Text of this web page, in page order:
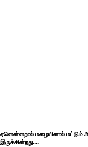
ஏனென்னறால் மழையினால் மட்டும்
இருக்கின்றது....